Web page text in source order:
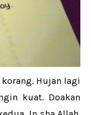
Hujan lagi
kuat. Doakan